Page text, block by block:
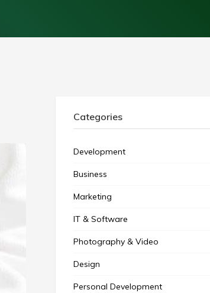
Categories
Development
Business
Marketing
IT & Software
Photography & Video
Design
Personal Development